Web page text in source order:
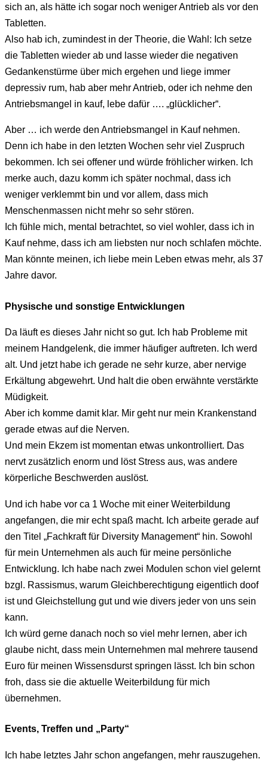
sich an, als hätte ich sogar noch weniger Antrieb als vor den
Tabletten.
Also hab ich, zumindest in der Theorie, die Wahl: Ich setze
die Tabletten wieder ab und lasse wieder die negativen
Gedankenstürme über mich ergehen und liege immer
depressiv rum, hab aber mehr Antrieb, oder ich nehme den
Antriebsmangel in kauf, lebe dafür …. „glücklicher“.
Aber … ich werde den Antriebsmangel in Kauf nehmen.
Denn ich habe in den letzten Wochen sehr viel Zuspruch
bekommen. Ich sei offener und würde fröhlicher wirken. Ich
merke auch, dazu komm ich später nochmal, dass ich
weniger verklemmt bin und vor allem, dass mich
Menschenmassen nicht mehr so sehr stören.
Ich fühle mich, mental betrachtet, so viel wohler, dass ich in
Kauf nehme, dass ich am liebsten nur noch schlafen möchte.
Man könnte meinen, ich liebe mein Leben etwas mehr, als 37
Jahre davor.
Physische und sonstige Entwicklungen
Da läuft es dieses Jahr nicht so gut. Ich hab Probleme mit
meinem Handgelenk, die immer häufiger auftreten. Ich werd
alt. Und jetzt habe ich gerade ne sehr kurze, aber nervige
Erkältung abgewehrt. Und halt die oben erwähnte verstärkte
Müdigkeit.
Aber ich komme damit klar. Mir geht nur mein Krankenstand
gerade etwas auf die Nerven.
Und mein Ekzem ist momentan etwas unkontrolliert. Das
nervt zusätzlich enorm und löst Stress aus, was andere
körperliche Beschwerden auslöst.
Und ich habe vor ca 1 Woche mit einer Weiterbildung
angefangen, die mir echt spaß macht. Ich arbeite gerade auf
den Titel „Fachkraft für Diversity Management“ hin. Sowohl
für mein Unternehmen als auch für meine persönliche
Entwicklung. Ich habe nach zwei Modulen schon viel gelernt
bzgl. Rassismus, warum Gleichberechtigung eigentlich doof
ist und Gleichstellung gut und wie divers jeder von uns sein
kann.
Ich würd gerne danach noch so viel mehr lernen, aber ich
glaube nicht, dass mein Unternehmen mal mehrere tausend
Euro für meinen Wissensdurst springen lässt. Ich bin schon
froh, dass sie die aktuelle Weiterbildung für mich
übernehmen.
Events, Treffen und „Party“
Ich habe letztes Jahr schon angefangen, mehr rauszugehen.